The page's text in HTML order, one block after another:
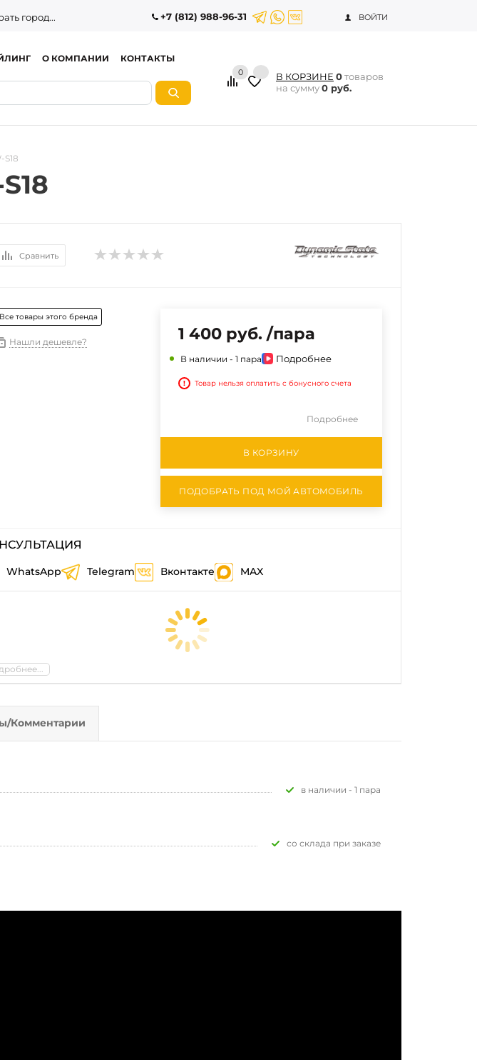
город... +7 (812) 988-96-31 ВОЙТИ
О КОМПАНИИ КОНТАКТЫ
0 В КОРЗИНЕ 0товаров
на сумму0 руб.
Сравнить
Все товары этого бренда
Нашли дешевле? 1 400 руб. /пара
В наличии - 1 пара Подробнее
! Товар нельзя оплатить с бонусного счета
Подробнее
В КОРЗИНУ
ПОДОБРАТЬ ПОД МОЙ АВТОМОБИЛЬ
WhatsApp Telegram Вконтакте MAX
Комментарии
В наличии - 1 пара
Со склада при заказе